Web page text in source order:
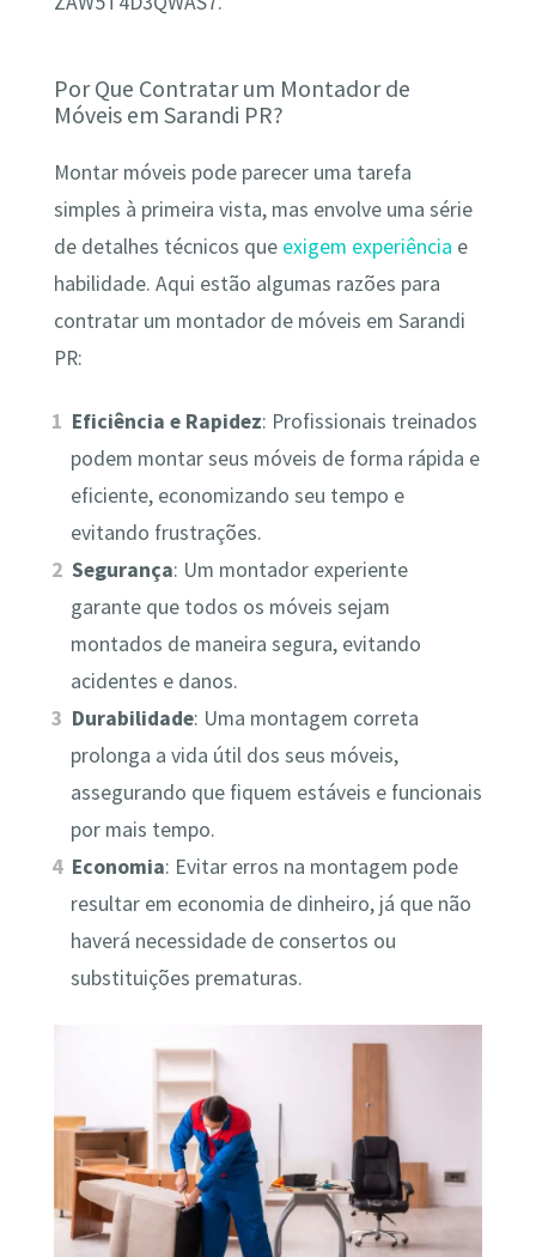
Por Que Contratar um Montador de
Móveis em Sarandi PR?
Montar móveis pode parecer uma tarefa
simples à primeira vista, mas envolve uma série
de detalhes técnicos que exigem experiência e
habilidade. Aqui estão algumas razões para
contratar um montador de móveis em Sarandi
PR:
Eficiência e Rapidez: Profissionais treinados
podem montar seus móveis de forma rápida e
eficiente, economizando seu tempo e
evitando frustrações.
Segurança: Um montador experiente
garante que todos os móveis sejam
montados de maneira segura, evitando
acidentes e danos.
Durabilidade: Uma montagem correta
prolonga a vida útil dos seus móveis,
assegurando que fiquem estáveis e funcionais
por mais tempo.
Economia: Evitar erros na montagem pode
resultar em economia de dinheiro, já que não
haverá necessidade de consertos ou
substituições prematuras.